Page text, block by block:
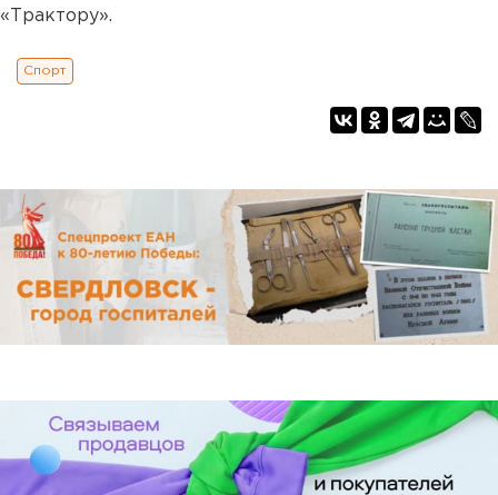
«Трактору».
Спорт